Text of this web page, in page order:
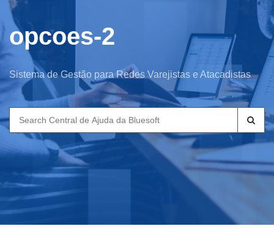
opcoes-2
Sistema de Gestão para Redes Varejistas e Atacadistas
Search
for: